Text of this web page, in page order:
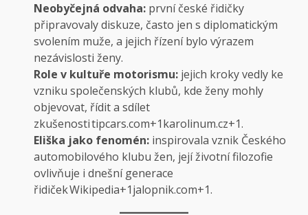
Neobyčejná odvaha: první české řidičky
připravovaly diskuze, často jen s diplomatickým
svolením muže, a jejich řízení bylo výrazem
nezávislosti ženy.
Role v kultuře motorismu: jejich kroky vedly ke
vzniku společenských klubů, kde ženy mohly
objevovat, řídit a sdílet
zkušenostitipcars.com+1karolinum.cz+1.
Eliška jako fenomén: inspirovala vznik Českého
automobilového klubu žen, její životní filozofie
ovlivňuje i dnešní generace
řidičekWikipedia+1jalopnik.com+1.